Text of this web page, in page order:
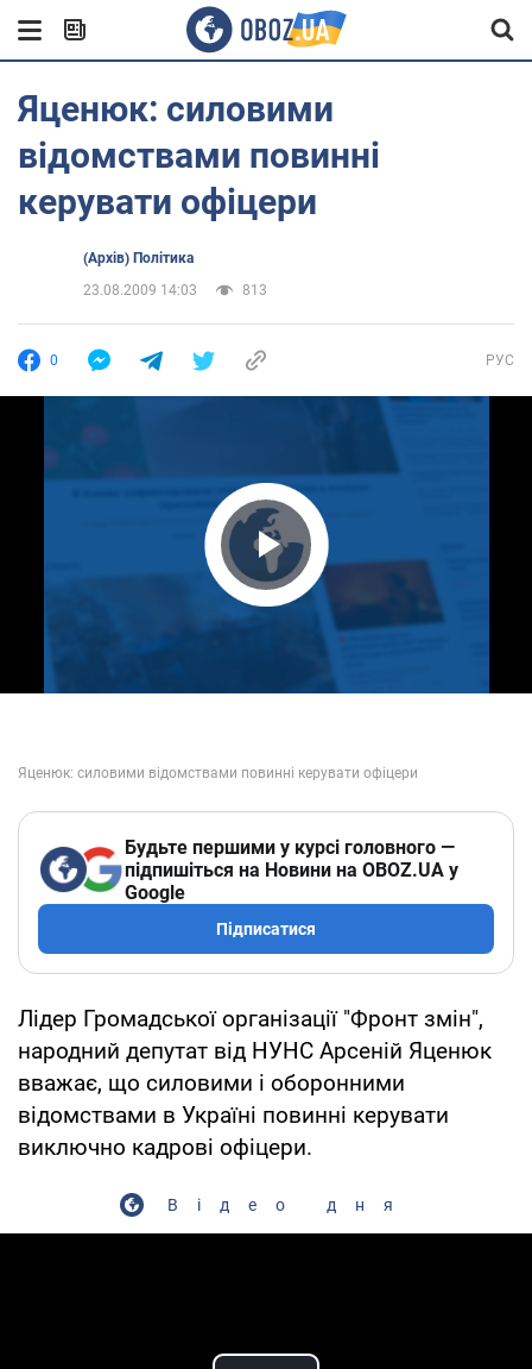
Яценюк: силовими
відомствами повинні
керувати офіцери
(Архів) Політика
23.08.2009 14:03
813
0 РУС
Play Video
Будьте першими у курсі головного —
підпишіться на Новини на OBOZ.UA у
Google
Підписатися
Лідер Громадської організації "Фронт змін",
народний депутат від НУНС Арсеній Яценюк
вважає, що силовими і оборонними
відомствами в Україні повинні керувати
виключно кадрові офіцери.
Відео дня